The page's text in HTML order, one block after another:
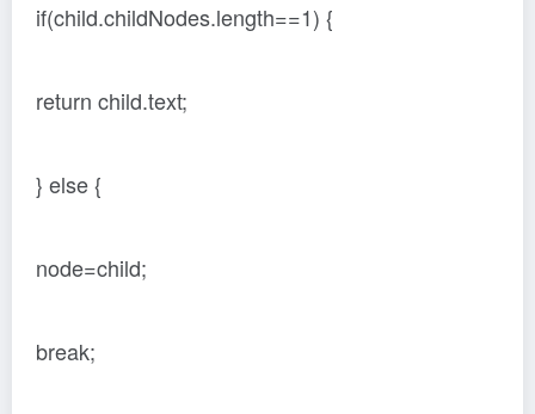
if(child.childNodes.length==1) {
return child.text;
} else {
node=child;
break;